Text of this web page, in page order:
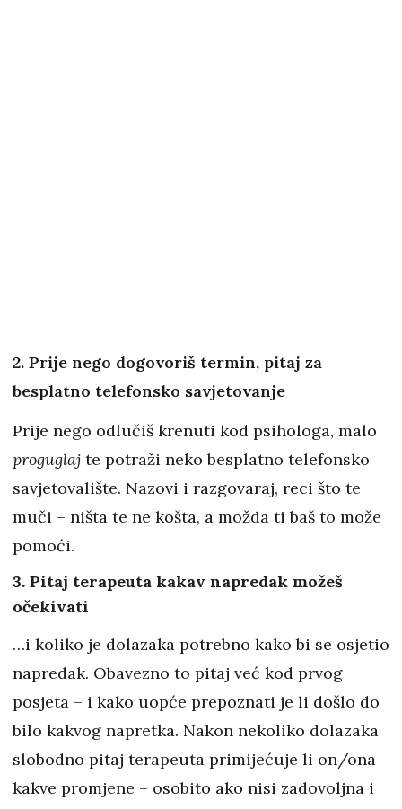
2. Prije nego dogovoriš termin, pitaj za
besplatno telefonsko savjetovanje
Prije nego odlučiš krenuti kod psihologa, malo
proguglaj te potraži neko besplatno telefonsko
savjetovalište. Nazovi i razgovaraj, reci što te
muči – ništa te ne košta, a možda ti baš to može
pomoći.
3. Pitaj terapeuta kakav napredak možeš
očekivati
…i koliko je dolazaka potrebno kako bi se osjetio
napredak. Obavezno to pitaj već kod prvog
posjeta – i kako uopće prepoznati je li došlo do
bilo kakvog napretka. Nakon nekoliko dolazaka
slobodno pitaj terapeuta primijećuje li on/ona
kakve promjene – osobito ako nisi zadovoljna i